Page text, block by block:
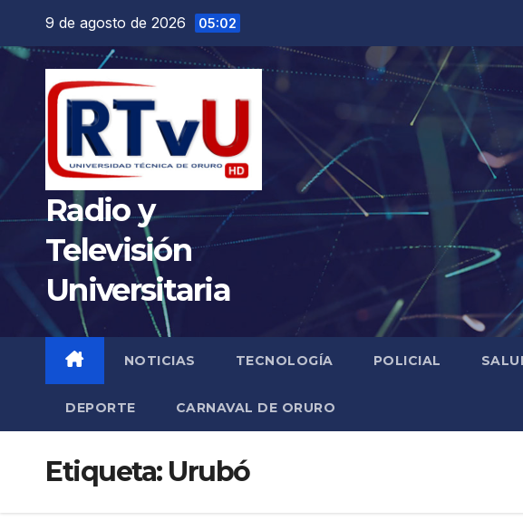
contenido
9 de agosto de 2026 05:02
Radio y
Televisión
Universitaria
NOTICIAS TECNOLOGÍA POLICIAL
DEPORTE CARNAVAL DE ORURO
Etiqueta: Urubó